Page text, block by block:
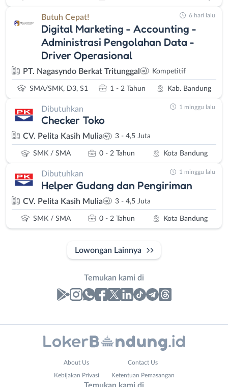
Butuh Cepat!
Digital Marketing - Accounting -
Administrasi Pengolahan Data -
Driver Operasional
PT. Nagasyndo Berkat Tritunggal Kompetitif
SMA/SMK, D3, S1 1 - 2 Tahun Kab. Bandung
6 hari lalu
Dibutuhkan
Checker Toko
CV. Pelita Kasih Mulia 3 - 4,5 Juta
SMK / SMA 0 - 2 Tahun Kota Bandung
1 minggu lalu
Dibutuhkan
Helper Gudang dan Pengiriman
CV. Pelita Kasih Mulia 3 - 4,5 Juta
SMK / SMA 0 - 2 Tahun Kota Bandung
1 minggu lalu
Lowongan Lainnya
Temukan kami di
Lowongan
About Us Contact Us
Kebijakan Privasi Ketentuan Pemasangan